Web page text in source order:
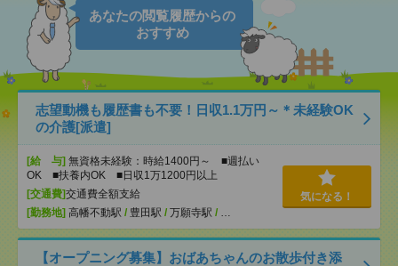
あなたの閲覧履歴からの
おすすめ
志望動機も履歴書も不要！日収1.1万円～＊未経験OK
の介護[派遣]
[給 与] 無資格未経験：時給1400円～ ■週払い
OK ■扶養内OK ■日収1万1200円以上
[交通費]交通費全額支給
[勤務地] 高幡不動駅 / 豊田駅 / 万願寺駅 / …
気になる！
【オープニング募集】おばあちゃんのお散歩付き添